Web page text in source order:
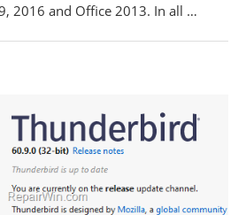
2016 and Office 2013. In all …